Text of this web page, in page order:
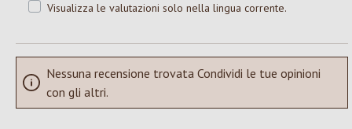
Visualizza le valutazioni solo nella lingua corrente.
Nessuna recensione trovata Condividi le tue opinioni
con gli altri.